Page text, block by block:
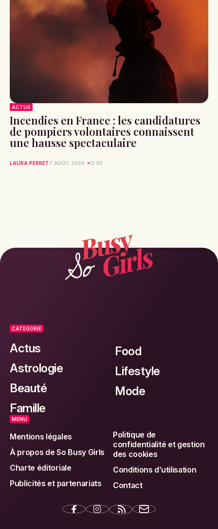
ACTUS
Incendies en France : les candidatures
de pompiers volontaires connaissent
une hausse spectaculaire
LAURA PERRET7 AOÛT 2026 15:30
CATEGORIE
Actus
Astrologie
Beauté
Famille
Food
Lifestyle
Mode
MENU
Mentions légales
À propos de So Busy Girls
Charte éditoriale
Publicités et partenariats
Politique de
confidentialité et gestion
des cookies
Conditions d’utilisation
Contact